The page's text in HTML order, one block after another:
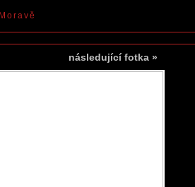
následující fotka »